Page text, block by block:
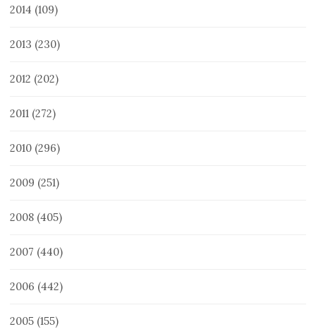
2014 (109)
2013 (230)
2012 (202)
2011 (272)
2010 (296)
2009 (251)
2008 (405)
2007 (440)
2006 (442)
2005 (155)